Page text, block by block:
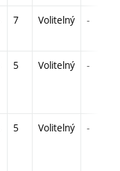
7 Volitelný -
5 Volitelný -
5 Volitelný -